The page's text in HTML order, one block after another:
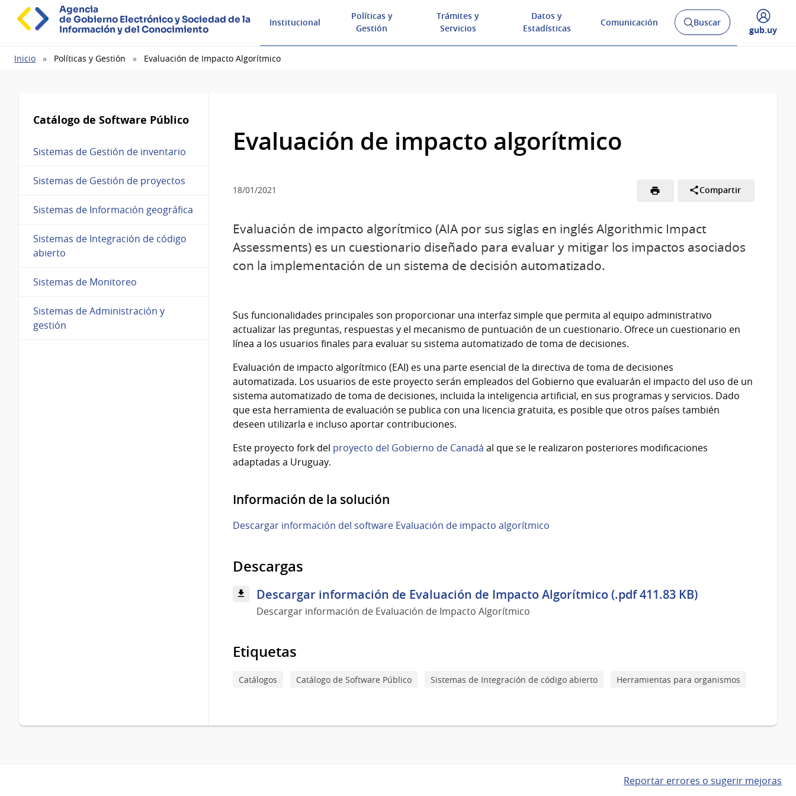
Agencia
de Gobierno Electrónico y Sociedad de la
Información y del Conocimiento
Institucional
Políticas y
Gestión
Trámites y
Servicios
Datos y
Estadísticas
Comunicación
AbrirBuscar
Desplegar
gub.uy
Ruta
Inicio Políticas y Gestión Evaluación de Impacto Algorítmico
Catálogo de Software Público
Sistemas de Gestión de inventario
Sistemas de Gestión de proyectos
Sistemas de Información geográfica
Sistemas de Integración de código
abierto
Sistemas de Monitoreo
Sistemas de Administración y
gestión
Evaluación de impacto algorítmico
18/01/2021 Compartir
Evaluación de impacto algorítmico (AIA por sus siglas en inglés Algorithmic Impact
Assessments) es un cuestionario diseñado para evaluar y mitigar los impactos asociados
con la implementación de un sistema de decisión automatizado.
Sus funcionalidades principales son proporcionar una interfaz simple que permita al equipo administrativo
actualizar las preguntas, respuestas y el mecanismo de puntuación de un cuestionario. Ofrece un cuestionario en
línea a los usuarios finales para evaluar su sistema automatizado de toma de decisiones.
Evaluación de impacto algorítmico (EAI) es una parte esencial de la directiva de toma de decisiones
automatizada. Los usuarios de este proyecto serán empleados del Gobierno que evaluarán el impacto del uso de un
sistema automatizado de toma de decisiones, incluida la inteligencia artificial, en sus programas y servicios. Dado
que esta herramienta de evaluación se publica con una licencia gratuita, es posible que otros países también
deseen utilizarla e incluso aportar contribuciones.
Este proyecto fork del proyecto del Gobierno de Canadá al que se le realizaron posteriores modificaciones
adaptadas a Uruguay.
Información de la solución
Descargar información del software Evaluación de impacto algorítmico
Descargas
Descargar información de Evaluación de Impacto Algorítmico (.pdf 411.83 KB)
Descargar información de Evaluación de Impacto Algorítmico
Etiquetas
Catálogos Catálogo de Software Público Sistemas de Integración de código abierto Herramientas para organismos
Reportar errores o sugerir mejoras